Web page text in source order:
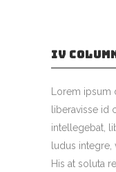
IV
Lorem
liberavisse id
intellegebat,
ludus
His at soluta